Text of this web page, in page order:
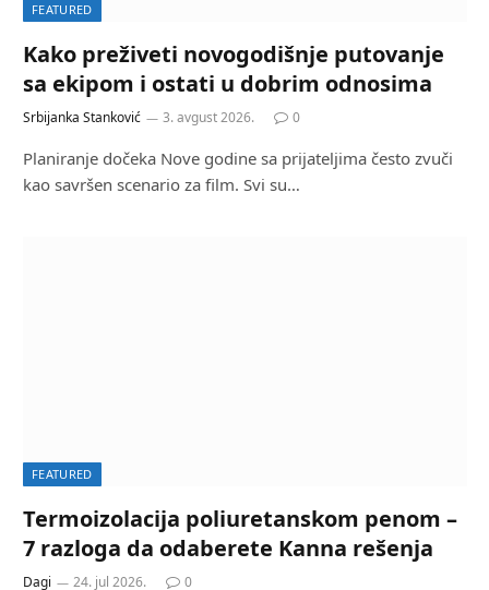
FEATURED
Kako preživeti novogodišnje putovanje
sa ekipom i ostati u dobrim odnosima
Srbijanka Stanković 3. avgust 2026. 0
Planiranje dočeka Nove godine sa prijateljima često zvuči
kao savršen scenario za film. Svi su…
FEATURED
Termoizolacija poliuretanskom penom –
7 razloga da odaberete Kanna rešenja
Dagi 24. jul 2026. 0